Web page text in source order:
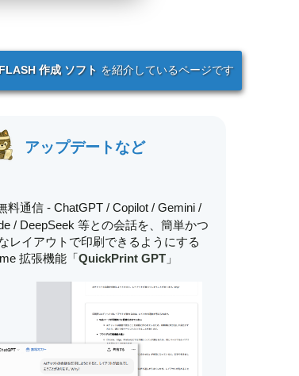
FLASH 作成 ソフト を紹介しているページです
アップデートなど